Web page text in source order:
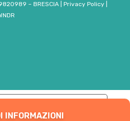
INFORMAZIONI
– BRESCIA Privacy Policy